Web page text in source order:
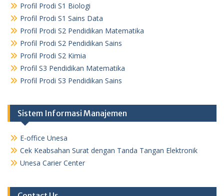
Profil Prodi S1 Biologi
Profil Prodi S1 Sains Data
Profil Prodi S2 Pendidikan Matematika
Profil Prodi S2 Pendidikan Sains
Profil Prodi S2 Kimia
Profil S3 Pendidikan Matematika
Profil Prodi S3 Pendidikan Sains
Sistem Informasi Manajemen
E-office Unesa
Cek Keabsahan Surat dengan Tanda Tangan Elektronik
Unesa Carier Center